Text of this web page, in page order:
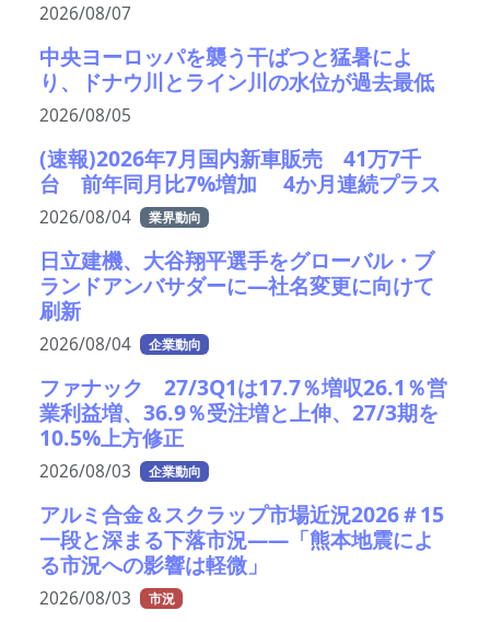
2026/08/07
中央ヨーロッパを襲う干ばつと猛暑によ
り、ドナウ川とライン川の水位が過去最低
2026/08/05
(速報)2026年7月国内新車販売 41万7千
台 前年同月比7%増加 4か月連続プラス
2026/08/04 業界動向
日立建機、大谷翔平選手をグローバル・ブ
ランドアンバサダーに—社名変更に向けて
刷新
2026/08/04 企業動向
ファナック 27/3Q1は17.7％増収26.1％営
業利益増、36.9％受注増と上伸、27/3期を
10.5%上方修正
2026/08/03 企業動向
アルミ合金＆スクラップ市場近況2026＃15
一段と深まる下落市況――「熊本地震によ
る市況への影響は軽微」
2026/08/03 市況